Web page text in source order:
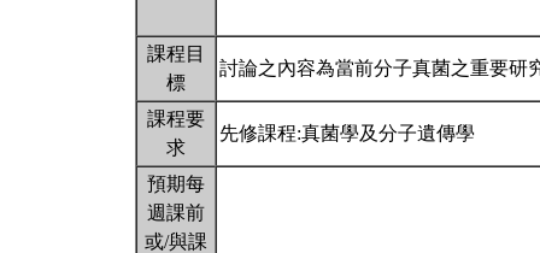
課程目
標
討論之內容為當前分子真菌之重要研
課程要
求
先修課程:真菌學及分子遺傳學
預期每
週課前
或/與課